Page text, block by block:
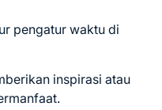
pengatur waktu di
inspirasi atau